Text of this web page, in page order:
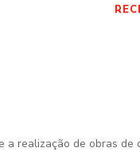
realização de obras de